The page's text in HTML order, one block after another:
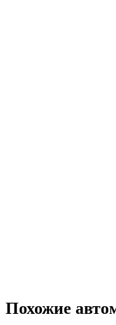
Похожие